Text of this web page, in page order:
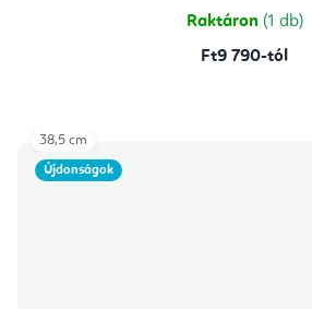
Raktáron (1 db)
Ft9 790-tól
Újdonságok
38,5 cm